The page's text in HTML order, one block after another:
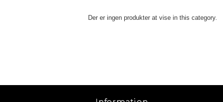
Der er ingen produkter at vise in this category.